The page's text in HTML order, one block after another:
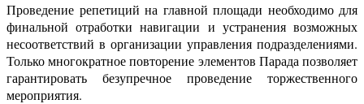
Проведение репетиций на главной площади необходимо для
финальной отработки навигации и устранения возможных
несоответствий в организации управления подразделениями.
Только многократное повторение элементов Парада позволяет
гарантировать безупречное проведение торжественного
мероприятия.